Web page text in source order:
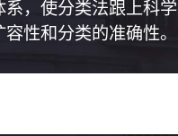
，使分类法跟上科
性和分类的准确性。